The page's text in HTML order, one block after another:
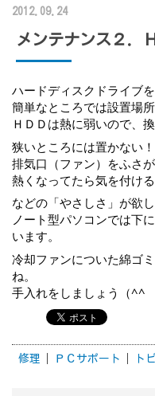
2012.09.24
メンテナンス２．
ハードディスクドライブ
簡単なところでは設置場所
ＨＤＤは熱に弱いので、
狭いところには置かない！
排気口（ファン）をふさが
熱くなってたら気を付け
などの「やさしさ」が欲
ノート型パソコンでは下
います。
冷却ファンについた綿ゴ
ね。
手入れをしましょう（^^
修理 ＰＣサポート ト